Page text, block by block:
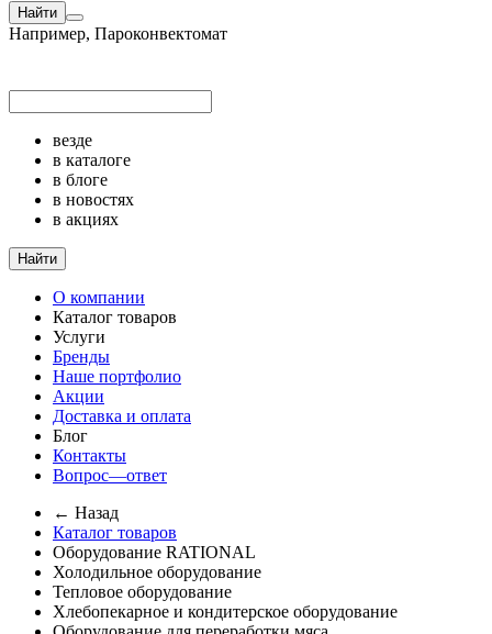
Найти
Например, Пароконвектомат
везде
в каталоге
в блоге
в новостях
в акциях
Найти
О компании
Каталог товаров
Услуги
Бренды
Наше портфолио
Акции
Доставка и оплата
Блог
Контакты
Вопрос—ответ
← Назад
Каталог товаров
Оборудование RATIONAL
Холодильное оборудование
Тепловое оборудование
Хлебопекарное и кондитерское оборудование